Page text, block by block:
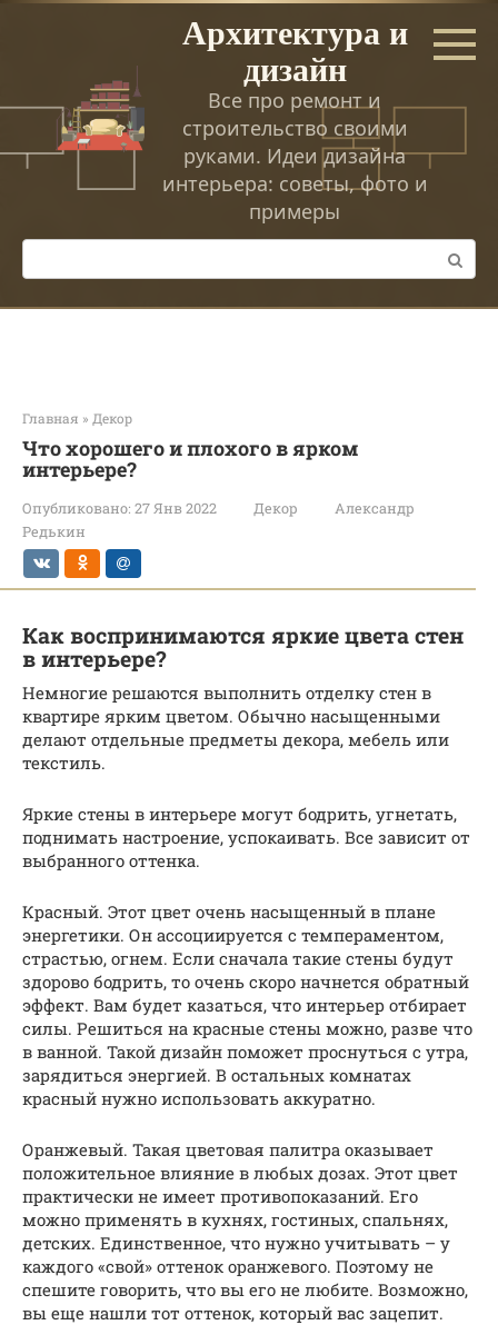
Перейти
Архитектура и
дизайн
Все про ремонт и
строительство своими
руками. Идеи дизайна
интерьера: советы, фото и
примеры
Поиск:
Главная » Декор
Что хорошего и плохого в ярком
интерьере?
Опубликовано: 27 Янв 2022 Декор
Александр
Редькин
Как воспринимаются яркие цвета стен
в интерьере?
Немногие решаются выполнить отделку стен в
квартире ярким цветом. Обычно насыщенными
делают отдельные предметы декора, мебель или
текстиль.
Яркие стены в интерьере могут бодрить, угнетать,
поднимать настроение, успокаивать. Все зависит от
выбранного оттенка.
Красный. Этот цвет очень насыщенный в плане
энергетики. Он ассоциируется с темпераментом,
страстью, огнем. Если сначала такие стены будут
здорово бодрить, то очень скоро начнется обратный
эффект. Вам будет казаться, что интерьер отбирает
силы. Решиться на красные стены можно, разве что
в ванной. Такой дизайн поможет проснуться с утра,
зарядиться энергией. В остальных комнатах
красный нужно использовать аккуратно.
Оранжевый. Такая цветовая палитра оказывает
положительное влияние в любых дозах. Этот цвет
практически не имеет противопоказаний. Его
можно применять в кухнях, гостиных, спальнях,
детских. Единственное, что нужно учитывать – у
каждого «свой» оттенок оранжевого. Поэтому не
спешите говорить, что вы его не любите. Возможно,
вы еще нашли тот оттенок, который вас зацепит.